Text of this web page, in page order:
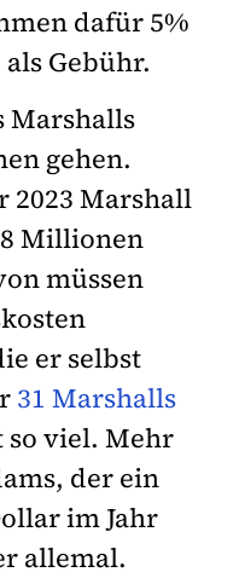
dafür 5%
Gebühr.
Marshalls
gehen.
2023 Marshall
Millionen
müssen
er selbst
31 Marshalls
viel. Mehr
der ein
im Jahr
allemal.